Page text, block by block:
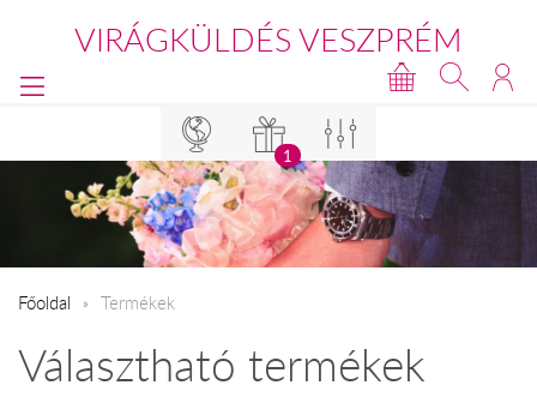
VIRÁGKÜLDÉS VESZPRÉM
1
Főoldal Termékek
Választható termékek